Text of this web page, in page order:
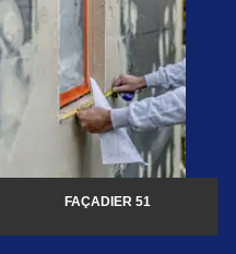
FAÇADIER 51